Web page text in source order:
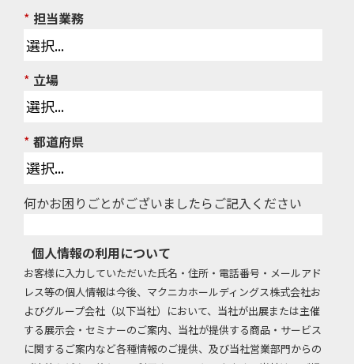
* 担当業務​
* 立場
* 都道府県
何かお困りごとがございましたらご記入ください
個人情報の利用について
お客様に入力していただいた氏名・住所・電話番号・メールアド
レス等の個人情報は今後、マクニカホールディングス株式会社お
よびグループ会社（以下当社）において、当社が出展または主催
する展示会・セミナーのご案内、当社が提供する商品・サービス
に関するご案内など各種情報のご提供、及び当社営業部門からの